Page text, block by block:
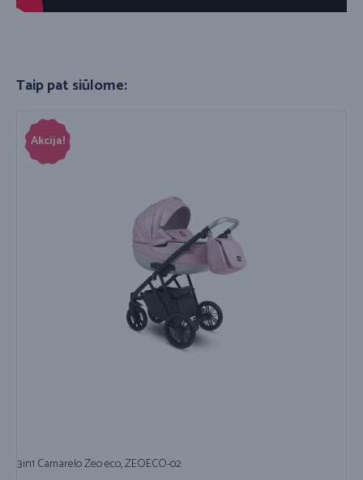
Taip pat siūlome:
Akcija!
3in1 Camarelo Zeo eco, ZEOECO-02